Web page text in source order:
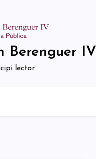
Berenguer IV
lector.